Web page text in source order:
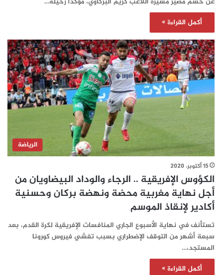
أكمل القراءة »
الرياضة
15 أكتوبر، 2020
الكؤوس الإفريقية .. الرجاء والوداد البيضاويان من
أجل نهاية مغربية محضة ونهضة بركان وحسنية
أكادير لإنقاذ الموسم
تستأنف في نهاية الأسبوع الجاري المنافسات الإفريقية لكرة القدم، بعد
سبعة أشهر من التوقف الإضطراري بسبب تفشي فيروس كورونا
المستجد،…
أكمل القراءة »